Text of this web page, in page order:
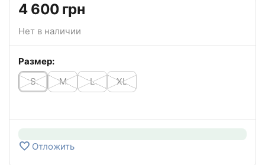
‍4 600‍ грн
Нет в наличии
Размер:
S
M L XL
Отложить